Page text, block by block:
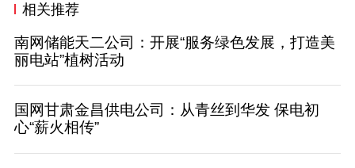
相关推荐
南网储能天二公司：开展“服务绿色发展，打造美
丽电站”植树活动
国网甘肃金昌供电公司：从青丝到华发 保电初
心“薪火相传”